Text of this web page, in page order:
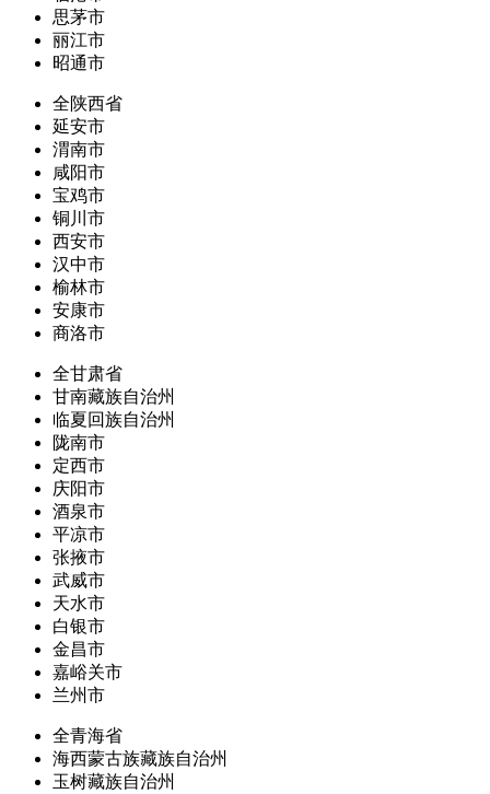
思茅市
丽江市
昭通市
全陕西省
延安市
渭南市
咸阳市
宝鸡市
铜川市
西安市
汉中市
榆林市
安康市
商洛市
全甘肃省
甘南藏族自治州
临夏回族自治州
陇南市
定西市
庆阳市
酒泉市
平凉市
张掖市
武威市
天水市
白银市
金昌市
嘉峪关市
兰州市
全青海省
海西蒙古族藏族自治州
玉树藏族自治州